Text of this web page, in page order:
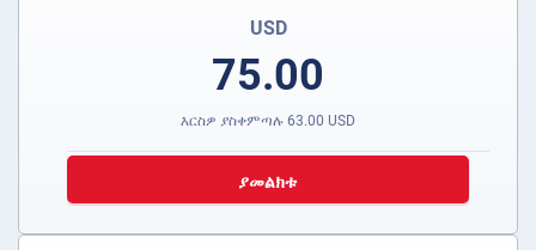
USD
75.00
እርስዎ ያስቀምጣሉ 63.00 USD
ያመልክቱ